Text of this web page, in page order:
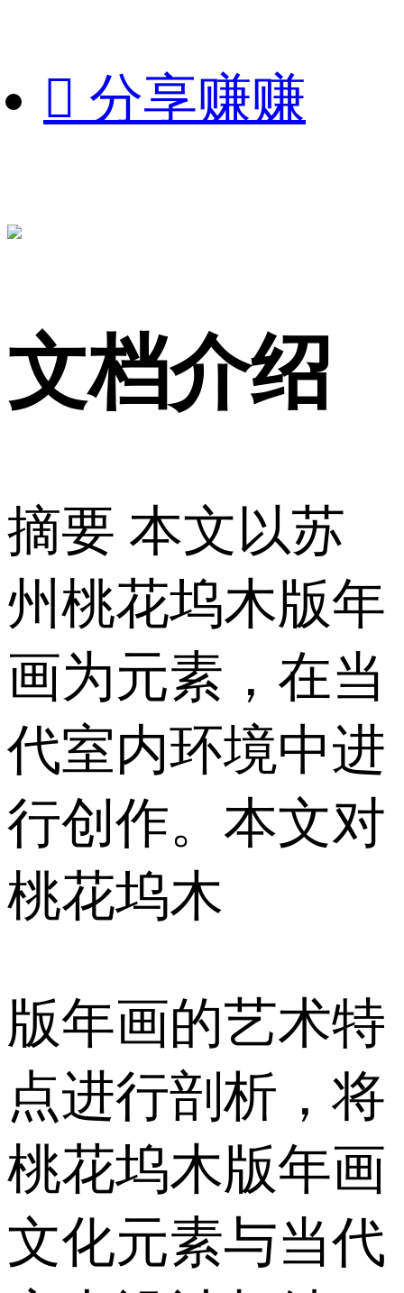
 分享赚赚
文档介绍
摘要 本文以苏
州桃花坞木版年
画为元素，在当
代室内环境中进
行创作。本文对
桃花坞木
版年画的艺术特
点进行剖析，将
桃花坞木版年画
文化元素与当代